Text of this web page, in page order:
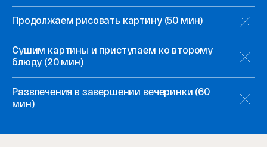
Продолжаем рисовать картину (50 мин)
Сушим картины и приступаем ко второму
блюду (20 мин)
Развлечения в завершении вечеринки (60
мин)